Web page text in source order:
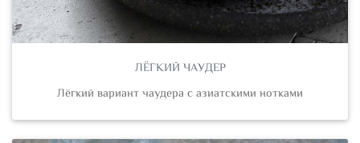
ЛЁГКИЙ ЧАУДЕР
Лёгкий вариант чаудера с азиатскими нотками